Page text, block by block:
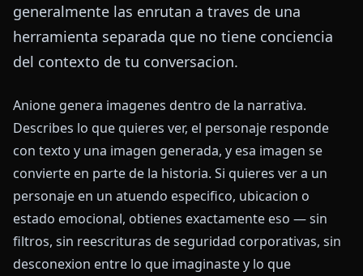
generalmente las enrutan a traves de una
herramienta separada que no tiene conciencia
del contexto de tu conversacion.
Anione genera imagenes dentro de la narrativa.
Describes lo que quieres ver, el personaje responde
con texto y una imagen generada, y esa imagen se
convierte en parte de la historia. Si quieres ver a un
personaje en un atuendo especifico, ubicacion o
estado emocional, obtienes exactamente eso — sin
filtros, sin reescrituras de seguridad corporativas, sin
desconexion entre lo que imaginaste y lo que